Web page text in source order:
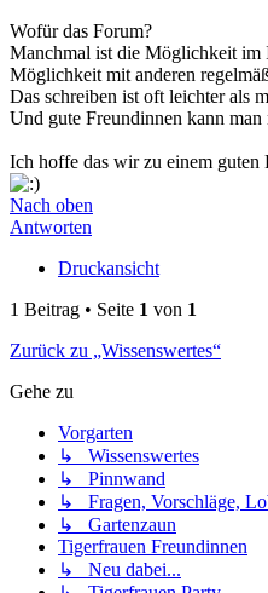
Wofür das Forum?
Manchmal ist die Möglichkeit im
Möglichkeit mit anderen
Das schreiben ist oft leichter als
Und gute Freundinnen kann man
Ich hoffe das wir zu einem guten
Nach oben
Antworten
Druckansicht
1 Beitrag • Seite 1 von 1
Zurück zu „Wissenswertes“
Gehe zu
Vorgarten
↳ Wissenswertes
↳ Pinnwand
↳ Fragen, Vorschläge,
↳ Gartenzaun
Tigerfrauen Freundinnen
↳ Neu dabei...